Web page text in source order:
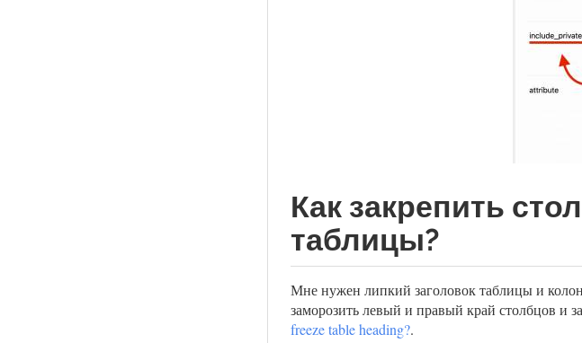
Как закрепить
таблицы?
Мне нужен липкий заголовок таблицы и
заморозить левый и правый край столбцов и
freeze table heading?.